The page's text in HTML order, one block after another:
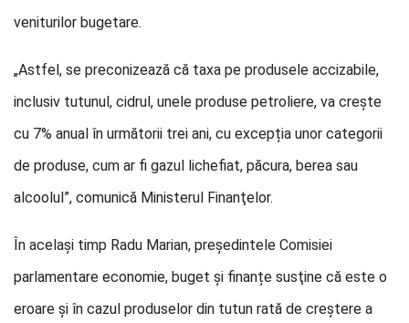
veniturilor bugetare.
„Astfel, se preconizează că taxa pe produsele accizabile,
inclusiv tutunul, cidrul, unele produse petroliere, va crește
cu 7% anual în următorii trei ani, cu excepția unor categorii
de produse, cum ar fi gazul lichefiat, păcura, berea sau
alcoolul”, comunică Ministerul Finanţelor.
În acelaşi timp Radu Marian, preşedintele Comisiei
parlamentare economie, buget și finanțe susţine că este o
eroare şi în cazul produselor din tutun rată de creștere a